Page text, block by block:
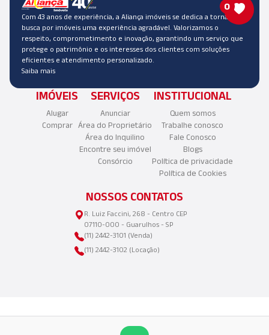
Com 43 anos de experiência, a Aliança imóveis se dedica a tornar a
busca por imóveis uma experiência agradável. Valorizamos o
respeito, comprometimento e inovação, garantindo um serviço que
protege o patrimônio e os interesses dos clientes com soluções
eficientes e atendimento personalizado.
Saiba mais
IMÓVEIS
Alugar
Comprar
SERVIÇOS
Anunciar
Área do Proprietário
Área do Inquilino
Encontre seu imóvel
Consórcio
INSTITUCIONAL
Quem somos
Trabalhe conosco
Fale Conosco
Blogs
Política de privacidade
Política de Cookies
NOSSOS CONTATOS
R. Luiz Faccini, 268 - Centro CEP
07110-000 - Guarulhos - SP
(11) 2442-3101 (Venda)
(11) 2442-3102 (Locação)
©2025 Copyright - Aliança Imóveis LTDA | CNPJ:
0